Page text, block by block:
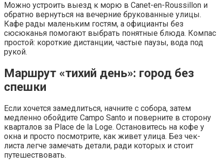
Можно устроить выезд к морю в Canet-en-Roussillon и
обратно вернуться на вечерние брукованные улицы.
Кафе рады маленьким гостям, а официанты без
сюсюканья помогают выбрать понятные блюда. Компас
простой: короткие дистанции, частые паузы, вода под
рукой.
Маршрут «тихий день»: город без
спешки
Если хочется замедлиться, начните с собора, затем
медленно обойдите Campo Santo и поверните в сторону
кварталов за Place de la Loge. Остановитесь на кофе у
окна и просто посмотрите, как живет улица. Без чек-
листа легче замечать детали, ради которых и стоит
путешествовать.